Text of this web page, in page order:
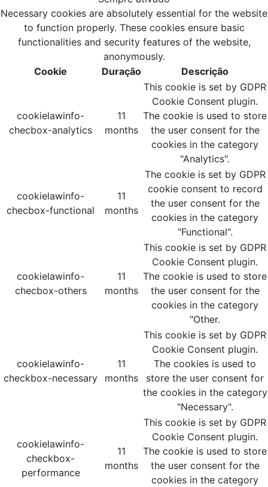
Necessary cookies are absolutely essential for the website
to function properly. These cookies ensure basic
functionalities and security features of the website,
anonymously.
Cookie
Duração Descrição
cookielawinfo-
checbox-analytics
11
months
This cookie is set by GDPR
Cookie Consent plugin.
The cookie is used to store
the user consent for the
cookies in the category
"Analytics".
cookielawinfo-
checbox-functional
11
months
The cookie is set by GDPR
cookie consent to record
the user consent for the
cookies in the category
"Functional".
cookielawinfo-
checbox-others
11
months
This cookie is set by GDPR
Cookie Consent plugin.
The cookie is used to store
the user consent for the
cookies in the category
"Other.
cookielawinfo-
checkbox-necessary
11
months
This cookie is set by GDPR
Cookie Consent plugin.
The cookies is used to
store the user consent for
the cookies in the category
"Necessary".
cookielawinfo-
checkbox-
performance
11
months
This cookie is set by GDPR
Cookie Consent plugin.
The cookie is used to store
the user consent for the
cookies in the category